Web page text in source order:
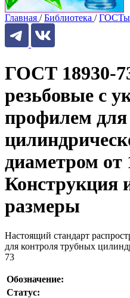
Главная / Библиотека / ГОСТы
ГОСТ 18930-
резьбовые с
профилем для
диаметром от
Конструкция
размеры
Настоящий стандарт
для контроля трубных
73
Обозначение:
Статус: